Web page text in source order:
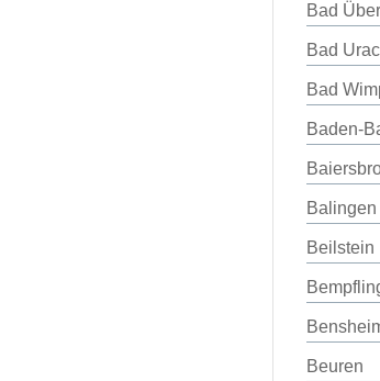
Bad
Bad
Bad
Baden-
Balingen
Beilstein
Beuren